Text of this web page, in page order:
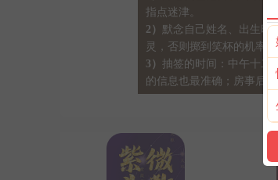
指点迷津。
2） 默念自己姓名、出生时
灵，否则掷到笑杯的机率很
3） 抽签的时间：中午十二
的信息也最准确；房事后